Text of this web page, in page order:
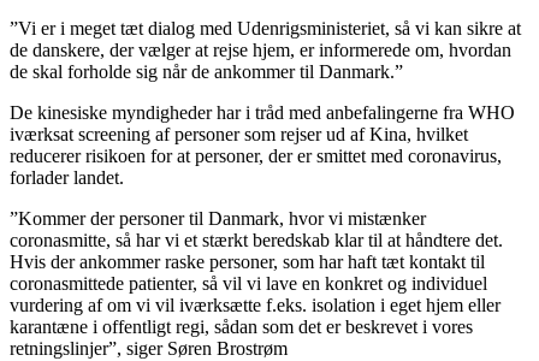
”Vi er i meget tæt dialog med Udenrigsministeriet, så vi kan sikre at
de danskere, der vælger at rejse hjem, er informerede om, hvordan
de skal forholde sig når de ankommer til Danmark.”
De kinesiske myndigheder har i tråd med anbefalingerne fra WHO
iværksat screening af personer som rejser ud af Kina, hvilket
reducerer risikoen for at personer, der er smittet med coronavirus,
forlader landet.
”Kommer der personer til Danmark, hvor vi mistænker
coronasmitte, så har vi et stærkt beredskab klar til at håndtere det.
Hvis der ankommer raske personer, som har haft tæt kontakt til
coronasmittede patienter, så vil vi lave en konkret og individuel
vurdering af om vi vil iværksætte f.eks. isolation i eget hjem eller
karantæne i offentligt regi, sådan som det er beskrevet i vores
retningslinjer”, siger Søren Brostrøm